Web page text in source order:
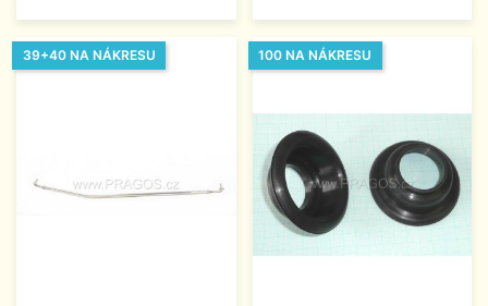
39+40 NA NÁKRESU 100 NA NÁKRESU